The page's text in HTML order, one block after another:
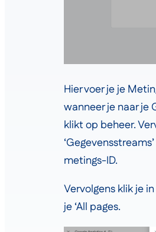
Hier voer je je
wanneer je naar je
klikt op beheer.
metings-ID.
Vervolgens klik je
je ‘All pages.